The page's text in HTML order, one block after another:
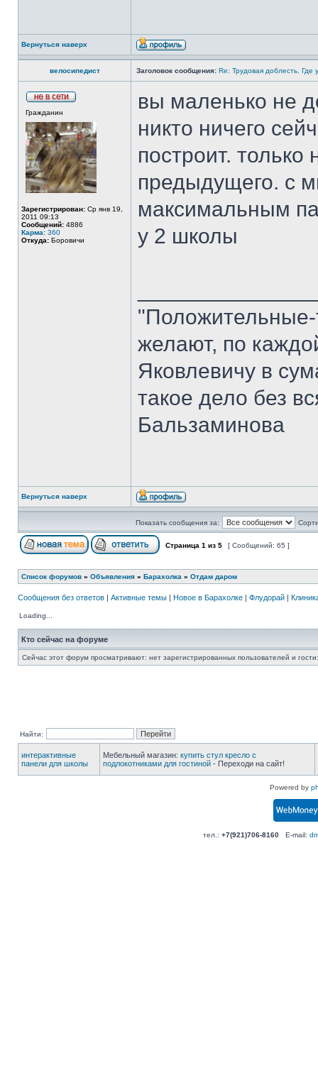
Вернуться наверх
велосипедист Заголовок сообщения: Re: Трудовая доблесть. Где
Гражданин
Зарегистрирован: Ср янв 19,
2011 09:13
Сообщений: 4886
Карма: 360
Откуда: Боровичи
вы маленько не
никто ничего
построит. только
предыдущего. с
максимальным
у 2 школы
"Положительные-
желают, по
Яковлевичу в
такое дело без
Бальзаминова
Вернуться наверх
Показать сообщения за:
Страница 1 из 5 [ Сообщений: 65 ]
Список форумов » Объявления » Барахолка » Отдам даром
Сообщения без ответов | Активные темы | Новое в Барахолке | Флудорай |
Loading...
Кто сейчас на форуме
Сейчас этот форум просматривают: нет зарегистрированных пользователей и
Найти:
интерактивные
панели для школы
Мебельный магазин: купить стул кресло с
подлокотниками для гостиной - Переходи на сайт!
Powered by
тел.: +7(921)706-8160E-mail: